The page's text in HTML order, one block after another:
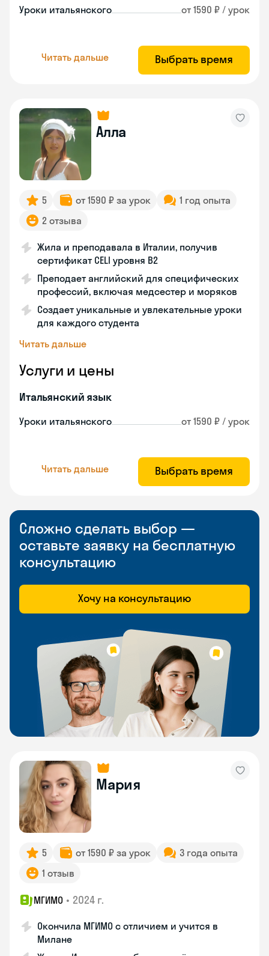
Уроки итальянского от 1590 ₽ / урок
Читать дальше Выбрать время
Алла
5 от 1590 ₽ за урок
1 год опыта
2 отзыва
Жила и преподавала в Италии, получив
сертификат CELI уровня В2
Преподает английский для специфических
профессий, включая медсестер и моряков
Создает уникальные и увлекательные уроки
для каждого студента
Читать дальше
Услуги и цены
Итальянский язык
Уроки итальянского от 1590 ₽ / урок
Читать дальше Выбрать время
Сложно сделать выбор —
оставьте заявку на бесплатную
консультацию
Хочу на консультацию
Мария
5 от 1590 ₽ за урок
3 года опыта
1 отзыв
МГИМО • 2024 г.
Окончила МГИМО с отличием и учится в
Милане